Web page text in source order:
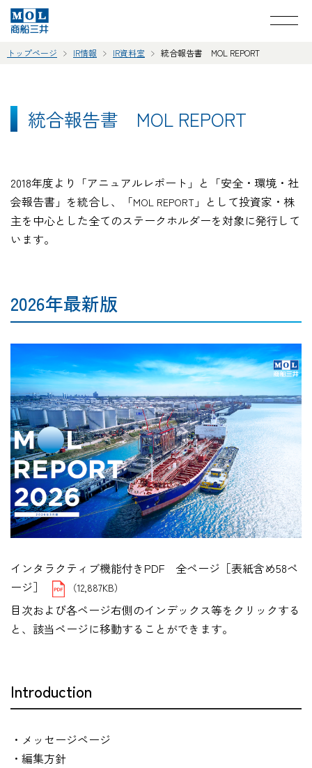
トップページ IR情報 IR資料室 統合報告書 MOL REPORT
統合報告書 MOL REPORT
2018年度より「アニュアルレポート」と「安全・環境・社
会報告書」を統合し、「MOL REPORT 」として投資家・株
主を中心とした全てのステークホルダーを対象に発行して
います。
2026年最新版
インタラクティブ機能付きPDF 全ページ［表紙含め58ペ
ージ］
（12,887KB）
目次および各ページ右側のインデックス等をクリックする
と、該当ページに移動することができます。
Introduction
・メッセージページ
・編集方針